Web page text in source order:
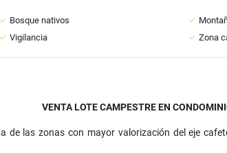
Bosque nativos
Vigilancia Zona
VENTA LOTE CAMPESTRE EN
de las zonas con mayor valorización del eje